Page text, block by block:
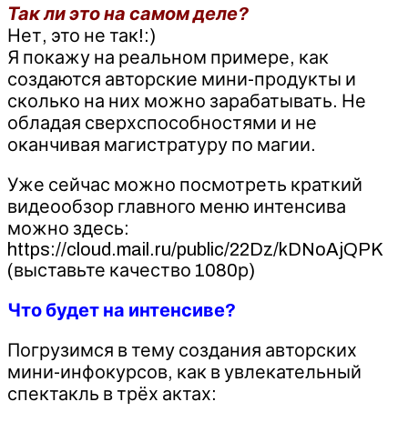
Так ли это на самом деле?
Нет, это не так!:)
Я покажу на реальном примере, как
создаются авторские мини-продукты и
сколько на них можно зарабатывать. Не
обладая сверхспособностями и не
оканчивая магистратуру по магии.
Уже сейчас можно посмотреть краткий
видеообзор главного меню интенсива
можно здесь:
https://cloud.mail.ru/public/22Dz/kDNoAjQPK
(выставьте качество 1080р)
Что будет на интенсиве?
Погрузимся в тему создания авторских
мини-инфокурсов, как в увлекательный
спектакль в трёх актах: